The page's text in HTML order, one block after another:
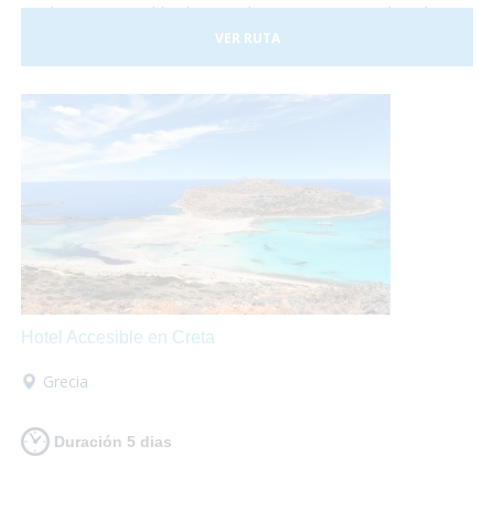
totalmente accesible de Barcelona a Roma en el cual te
embarcarás con tu propio vehículo para luego poder
conocer roma y los alrededores según te apetezca.
VER RUTA
Hotel Accesible en Creta
Grecia
Duración 5 dias